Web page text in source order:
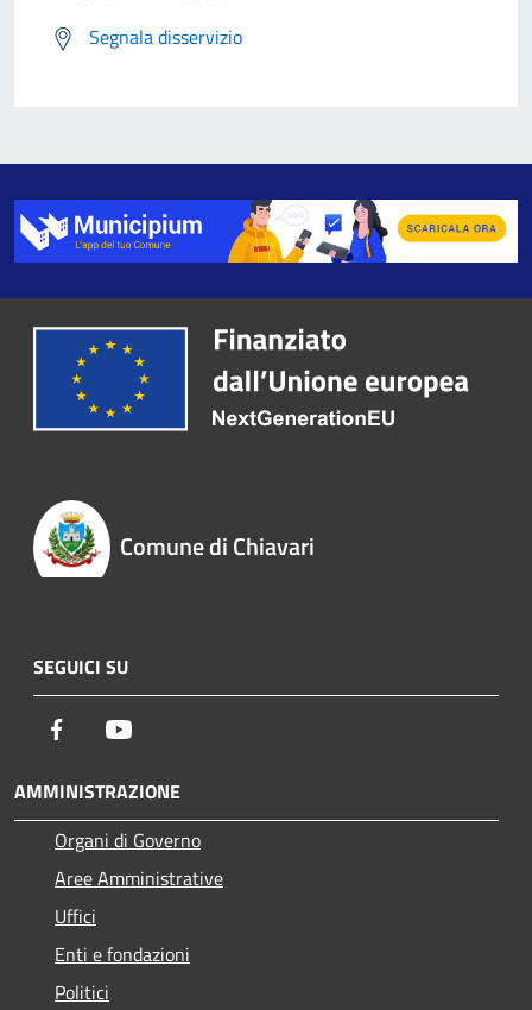
Segnala disservizio
Comune di Chiavari
SEGUICI SU
Facebook
AMMINISTRAZIONE
Organi di Governo
Aree Amministrative
Uffici
Enti e fondazioni
Politici